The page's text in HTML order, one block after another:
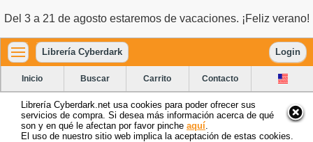
Del 3 a 21 de agosto estaremos de vacaciones. ¡Feliz verano!
Librería Cyberdark Login
Inicio Buscar Carrito Contacto
Librería Cyberdark.net usa cookies para poder ofrecer sus
servicios de compra. Si desea más información acerca de qué
son y en qué le afectan por favor pinche aquí
El uso de nuestro sitio web implica la aceptación de estas cookies.